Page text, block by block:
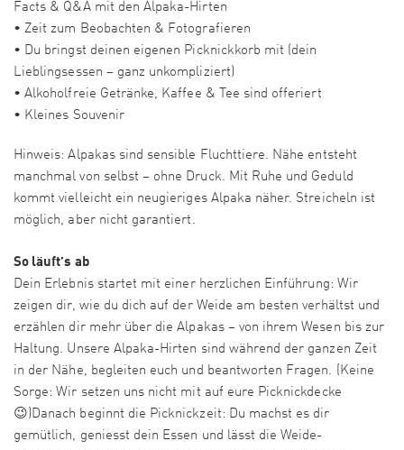
Facts & Q&A mit den Alpaka-Hirten
• Zeit zum Beobachten & Fotografieren
• Du bringst deinen eigenen Picknickkorb mit (dein
Lieblingsessen – ganz unkompliziert)
• Alkoholfreie Getränke, Kaffee & Tee sind offeriert
• Kleines Souvenir
Hinweis: Alpakas sind sensible Fluchttiere. Nähe entsteht
manchmal von selbst – ohne Druck. Mit Ruhe und Geduld
kommt vielleicht ein neugieriges Alpaka näher. Streicheln ist
möglich, aber nicht garantiert.
So läuft’s ab
Dein Erlebnis startet mit einer herzlichen Einführung: Wir
zeigen dir, wie du dich auf der Weide am besten verhältst und
erzählen dir mehr über die Alpakas – von ihrem Wesen bis zur
Haltung. Unsere Alpaka-Hirten sind während der ganzen Zeit
in der Nähe, begleiten euch und beantworten Fragen. (Keine
Sorge: Wir setzen uns nicht mit auf eure Picknickdecke
😉)Danach beginnt die Picknickzeit: Du machst es dir
gemütlich, geniesst dein Essen und lässt die Weide-